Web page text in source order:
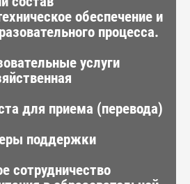
обеспечение и
процесса.
услуги
для приема (перевода)
поддержки
сотрудничество